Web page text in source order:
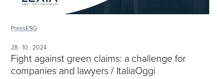
PressESG
28 · 10 · 2024
Fight against green claims: a challenge for
companies and lawyers / ItaliaOggi